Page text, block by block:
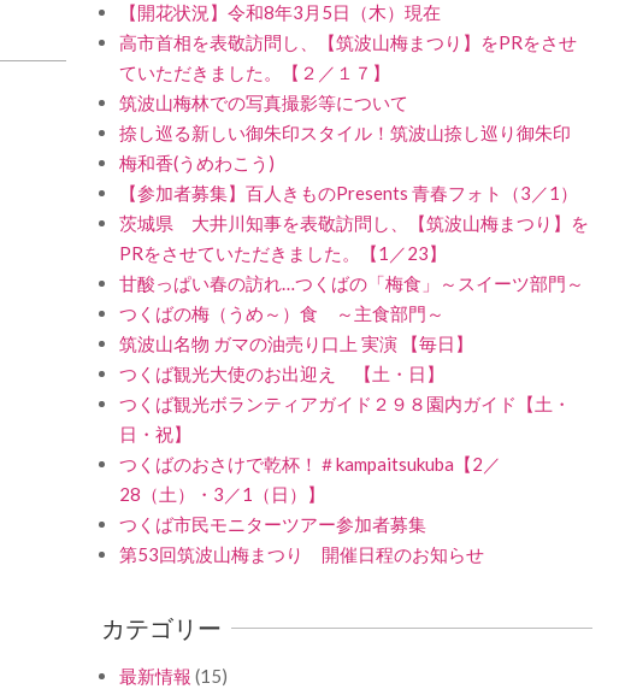
【開花状況】令和8年3月5日（木）現在
高市首相を表敬訪問し、【筑波山梅まつり】をPRをさせ
ていただきました。【２／１７】
筑波山梅林での写真撮影等について
捺し巡る新しい御朱印スタイル！筑波山捺し巡り御朱印
梅和香(うめわこう)
【参加者募集】百人きものPresents 青春フォト（3／1）
茨城県 大井川知事を表敬訪問し、【筑波山梅まつり】を
PRをさせていただきました。【1／23】
甘酸っぱい春の訪れ…つくばの「梅食」～スイーツ部門～
つくばの梅（うめ～）食 ～主食部門～
筑波山名物 ガマの油売り口上 実演 【毎日】
つくば観光大使のお出迎え 【土・日】
つくば観光ボランティアガイド２９８園内ガイド【土・
日・祝】
つくばのおさけで乾杯！＃kampaitsukuba【2／
28（土）・3／1（日）】
つくば市民モニターツアー参加者募集
第53回筑波山梅まつり 開催日程のお知らせ
カテゴリー
最新情報 (15)